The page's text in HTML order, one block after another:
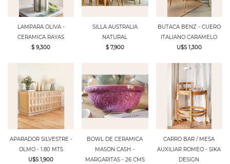
LAMPARA OLIVA -
CERAMICA RAYAS
$ 9,300
SILLA AUSTRALIA
NATURAL
$ 7,900
BUTACA BENZ - CUERO
ITALIANO CARAMELO
U$S 1,300
APARADOR SILVESTRE -
OLMO - 1.80 MTS
U$S 1,900
BOWL DE CERAMICA
MASON CASH -
MARGARITAS - 26 CMS
CARRO BAR / MESA
AUXILIAR ROMEO - SIKA
DESIGN